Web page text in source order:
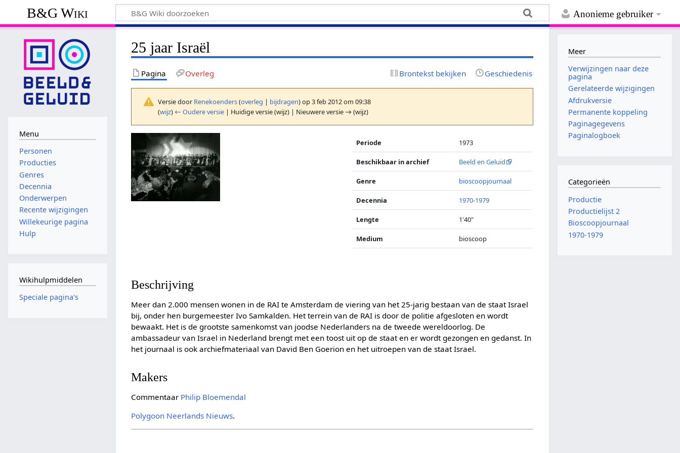
Anonieme gebruiker
B&G Wiki
25 jaar Israël
Pagina Overleg Brontekst bekijken Geschiedenis
Versie door Renekoenders(overleg | bijdragen)op 3 feb 2012 om 09:38
(wijz) ← Oudere versie | Huidige versie (wijz) | Nieuwere versie → (wijz)
Periode 1973
Beschikbaar in archief Beeld en Geluid
Genre bioscoopjournaal
Decennia 1970-1979
Lengte 1'40"
Medium bioscoop
Beschrijving
Meer dan 2.000 mensen wonen in de RAI te Amsterdam de viering van het 25-jarig bestaan van de staat Israel
bij, onder hen burgemeester Ivo Samkalden. Het terrein van de RAI is door de politie afgesloten en wordt
bewaakt. Het is de grootste samenkomst van joodse Nederlanders na de tweede wereldoorlog. De
ambassadeur van Israel in Nederland brengt met een toost uit op de staat en er wordt gezongen en gedanst. In
het journaal is ook archiefmateriaal van David Ben Goerion en het uitroepen van de staat Israel.
Makers
Commentaar Philip Bloemendal
Polygoon Neerlands Nieuws.
Menu
Personen
Producties
Genres
Decennia
Onderwerpen
Recente wijzigingen
Willekeurige pagina
Hulp
Wikihulpmiddelen
Speciale pagina's
Meer
Verwijzingen naar deze
pagina
Gerelateerde wijzigingen
Afdrukversie
Permanente koppeling
Paginagegevens
Paginalogboek
Categorieën
Productie
Productielijst 2
Bioscoopjournaal
1970-1979